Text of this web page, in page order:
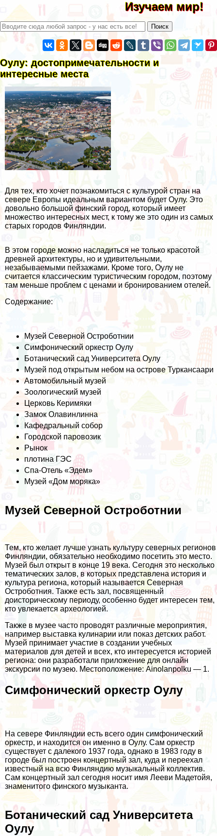
Изучаем мир!
Оулу: достопримечательности и
интересные места
Для тех, кто хочет познакомиться с культурой стран на
севере Европы идеальным вариантом будет Оулу. Это
довольно большой финский город, который имеет
множество интересных мест, к тому же это один из самых
старых городов Финляндии.
В этом городе можно насладиться не только красотой
древней архитектуры, но и удивительными,
незабываемыми пейзажами. Кроме того, Оулу не
считается классическим туристическим городом, поэтому
там меньше проблем с ценами и бронированием отелей.
Содержание:
Музей Северной Остроботнии
Симфонический оркестр Оулу
Ботанический сад Университета Оулу
Музей под открытым небом на острове Туркансаари
Автомобильный музей
Зоологический музей
Церковь Керимяки
Замок Олавинлинна
Кафедральный собор
Городской паровозик
Рынок
плотина ГЭС
Спа-Отель «Эдем»
Музей «Дом моряка»
Музей Северной Остроботнии
Тем, кто желает лучше узнать культуру северных регионов
Финляндии, обязательно необходимо посетить это место.
Музей был открыт в конце 19 века. Сегодня это несколько
тематических залов, в которых представлена история и
культура региона, который называется Северная
Остроботния. Также есть зал, посвященный
доисторическому периоду, особенно будет интересен тем,
кто увлекается археологией.
Также в музее часто проводят различные мероприятия,
например выставка кулинарии или показ детских работ.
Музей принимает участие в создании учебных
материалов для детей и всех, кто интересуется историей
региона: они разработали приложение для онлайн
экскурсии по музею. Местоположение: Ainolanpolku — 1.
Симфонический оркестр Оулу
На севере Финляндии есть всего один симфонический
оркестр, и находится он именно в Оулу. Сам оркестр
существует с далекого 1937 года, однако в 1983 году в
городе был построен концертный зал, куда и переехал
известный на всю Финляндию музыкальный коллектив.
Сам концертный зал сегодня носит имя Лееви Мадетойя,
знаменитого финского музыканта.
Ботанический сад Университета
Оулу